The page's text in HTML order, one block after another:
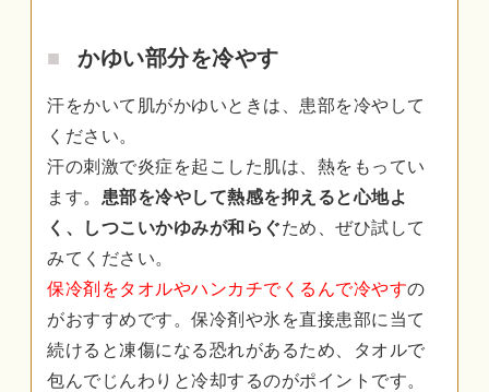
かゆい部分を冷やす
汗をかいて肌がかゆいときは、患部を冷やして
ください。
汗の刺激で炎症を起こした肌は、熱をもってい
ます。 患部を冷やして熱感を抑えると心地よ
く、しつこいかゆみが和らぐため、ぜひ試して
みてください。
保冷剤をタオルやハンカチでくるんで冷やすの
がおすすめです。保冷剤や氷を直接患部に当て
続けると凍傷になる恐れがあるため、タオルで
包んでじんわりと冷却するのがポイントです。